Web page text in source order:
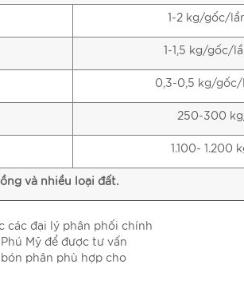
1-2 kg/gốc/
1-1,5 kg/gốc/
0,3-0,5 kg/
250-300
1.100- 1.200
và nhiều loại đất.
các đại lý phân phối chính
Mỹ để được tư vấn
phân phù hợp cho